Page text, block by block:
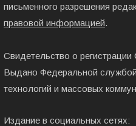
письменного разрешения
правовой информацией.
Свидетельство о
Выдано Федеральной
технологий и массовых
Издание в социальных сетях: